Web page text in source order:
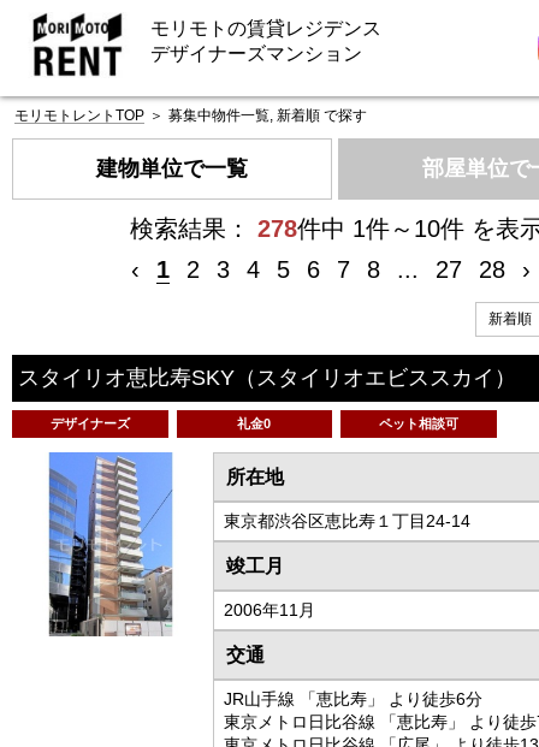
モリモトの賃貸レジデンス
デザイナーズマンション
モリモトレントTOP ＞ 募集中物件一覧, 新着順 で探す
建物単位で一覧 部屋単位で
検索結果： 278件中 1件～10件 を表
‹
1 2 3 4 5 6 7 8 ... 27 28 ›
スタイリオ恵比寿SKY （スタイリオエビススカイ）
デザイナーズ 礼金0 ペット相談可
所在地
東京都渋谷区恵比寿１丁目24-14
竣工月
2006年11月
交通
JR山手線 「恵比寿」 より徒歩6分
東京メトロ日比谷線 「恵比寿」 より徒